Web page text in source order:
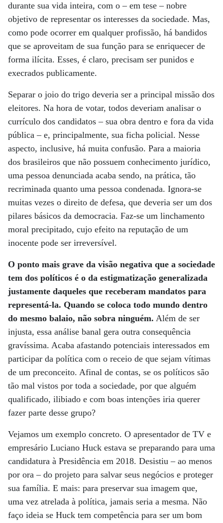
durante sua vida inteira, com o – em tese – nobre
objetivo de representar os interesses da sociedade. Mas,
como pode ocorrer em qualquer profissão, há bandidos
que se aproveitam de sua função para se enriquecer de
forma ilícita. Esses, é claro, precisam ser punidos e
execrados publicamente.
Separar o joio do trigo deveria ser a principal missão dos
eleitores. Na hora de votar, todos deveriam analisar o
currículo dos candidatos – sua obra dentro e fora da vida
pública – e, principalmente, sua ficha policial. Nesse
aspecto, inclusive, há muita confusão. Para a maioria
dos brasileiros que não possuem conhecimento jurídico,
uma pessoa denunciada acaba sendo, na prática, tão
recriminada quanto uma pessoa condenada. Ignora-se
muitas vezes o direito de defesa, que deveria ser um dos
pilares básicos da democracia. Faz-se um linchamento
moral precipitado, cujo efeito na reputação de um
inocente pode ser irreversível.
O ponto mais grave da visão negativa que a sociedade
tem dos políticos é o da estigmatização generalizada
justamente daqueles que receberam mandatos para
representá-la. Quando se coloca todo mundo dentro
do mesmo balaio, não sobra ninguém. Além de ser
injusta, essa análise banal gera outra consequência
gravíssima. Acaba afastando potenciais interessados em
participar da política com o receio de que sejam vítimas
de um preconceito. Afinal de contas, se os políticos são
tão mal vistos por toda a sociedade, por que alguém
qualificado, ilibiado e com boas intenções iria querer
fazer parte desse grupo?
Vejamos um exemplo concreto. O apresentador de TV e
empresário Luciano Huck estava se preparando para uma
candidatura à Presidência em 2018. Desistiu – ao menos
por ora – do projeto para salvar seus negócios e proteger
sua família. E mais: para preservar sua imagem que,
uma vez atrelada à política, jamais seria a mesma. Não
faço ideia se Huck tem competência para ser um bom